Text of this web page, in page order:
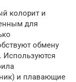
колорит и
для
обмену
Используются
и плавающие